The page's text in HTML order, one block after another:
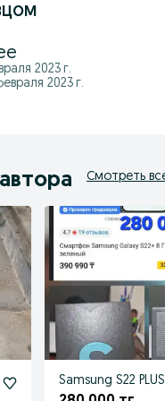
2023 г.
2023 г.
Смотреть
Samsung S22